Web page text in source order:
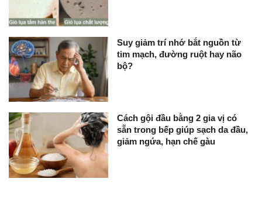
Suy giảm trí nhớ bắt nguồn từ
tim mạch, đường ruột hay não
bộ?
Cách gội đầu bằng 2 gia vị có
sẵn trong bếp giúp sạch da đầu,
giảm ngứa, hạn chế gàu